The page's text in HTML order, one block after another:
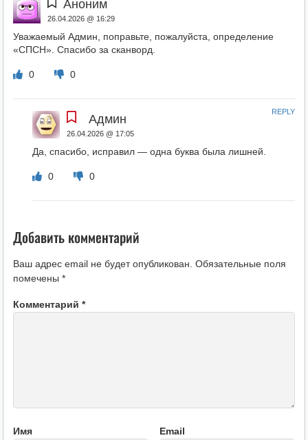
Аноним
26.04.2026 @ 16:29
Уважаемый Админ, поправьте, пожалуйста, определение
«СПСН». Спасибо за сканворд.
0 0
Админ
26.04.2026 @ 17:05
Да, спасибо, исправил — одна буква была лишней.
0 0
REPLY
Добавить комментарий
Ваш адрес email не будет опубликован. Обязательные поля
помечены *
Комментарий *
Имя Email